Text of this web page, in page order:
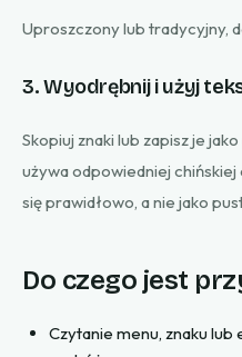
Uproszczony lub tradycyjny,
3. Wyodrębnij i użyj
Skopiuj znaki lub zapisz je
używa odpowiedniej
się prawidłowo, a nie jako
Do czego jest
Czytanie menu, znaku